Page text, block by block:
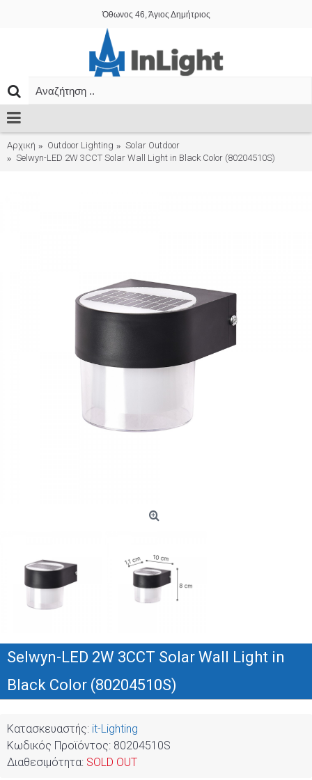
Όθωνος 46, Άγιος Δημήτριος
Αρχική Outdoor Lighting
Solar Outdoor
Selwyn-LED 2W 3CCT Solar Wall Light in Black Color (80204510S)
Selwyn-LED 2W 3CCT Solar Wall Light in
Black Color (80204510S)
Κατασκευαστής: it-Lighting
Κωδικός Προϊόντος: 80204510S
Διαθεσιμότητα: SOLD OUT